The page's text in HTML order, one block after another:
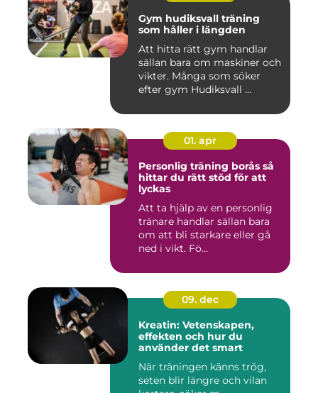
Gym hudiksvall träning
som håller i längden
Att hitta rätt gym handlar
sällan bara om maskiner och
vikter. Många som söker
efter gym Hudiksvall ...
01. apr
Personlig träning borås så
hittar du rätt stöd för att
lyckas
Att ta hjälp av en personlig
tränare handlar sällan bara
om att bli starkare eller gå
ned i vikt. Fö...
09. dec
Kreatin: Vetenskapen,
effekten och hur du
använder det smart
När träningen känns trög,
seten blir längre och vilan